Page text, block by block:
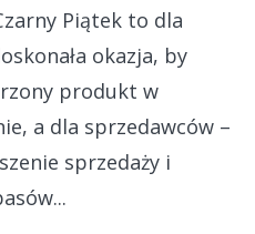
Piątek to dla
okazja, by
produkt w
a dla sprzedawców –
sprzedaży i